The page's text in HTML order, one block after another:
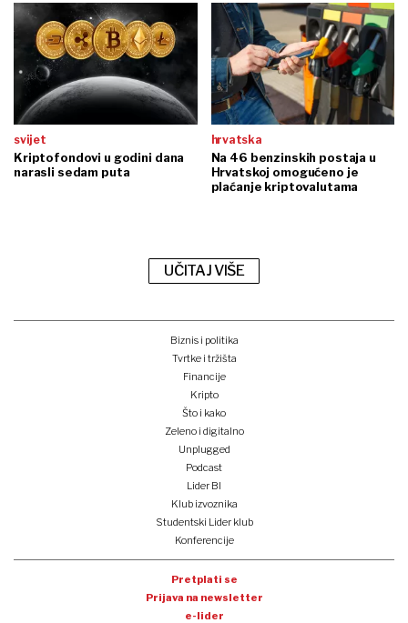
svijet
Kriptofondovi u godini dana
narasli sedam puta
hrvatska
Na 46 benzinskih postaja u
Hrvatskoj omogućeno je
plaćanje kriptovalutama
UČITAJ VIŠE
Biznis i politika
Tvrtke i tržišta
Financije
Kripto
Što i kako
Zeleno i digitalno
Unplugged
Podcast
Lider BI
Klub izvoznika
Studentski Lider klub
Konferencije
Pretplati se
Prijava na newsletter
e-lider